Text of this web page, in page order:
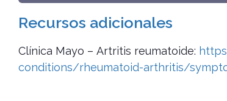
Recursos adicionales
Clínica Mayo – Artritis reumatoide:
conditions/rheumatoid-arthritis/